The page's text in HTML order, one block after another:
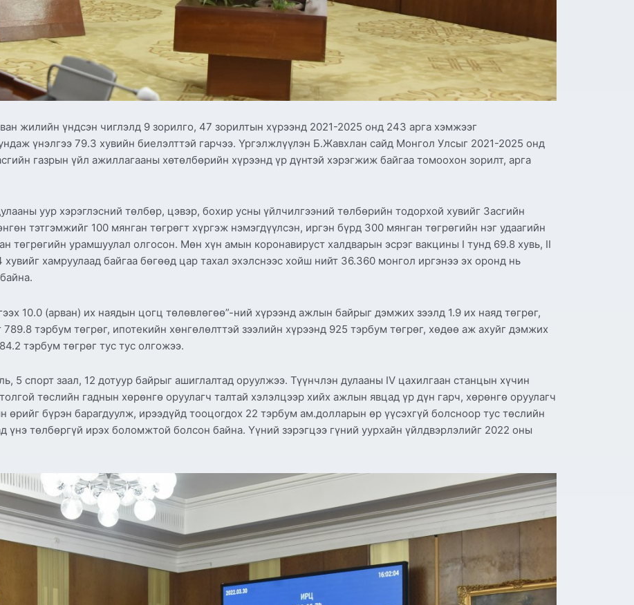
жилийн үндсэн чиглэлд 9 зорилго, 47 зорилтын хүрээнд 2021-2025 онд 243 арга хэмжээг
үнэлгээ 79.3 хувийн биелэлттэй гарчээ. Үргэлжлүүлэн Б.Жавхлан сайд Монгол Улсыг 2021-2025 онд
газрын үйл ажиллагааны хөтөлбөрийн хүрээнд үр дүнтэй хэрэгжиж байгаа томоохон зорилт, арга
уур хэрэглэсний төлбөр, цэвэр, бохир усны үйлчилгээний төлбөрийн тодорхой хувийг Засгийн
тэтгэмжийг 100 мянган төгрөгт хүргэж нэмэгдүүлсэн, иргэн бүрд 300 мянган төгрөгийн нэг удаагийн
төгрөгийн урамшуулал олгосон. Мөн хүн амын коронавируст халдварын эсрэг вакцины I тунд 69.8 хувь, II
хувийг хамруулаад байгаа бөгөөд цар тахал эхэлснээс хойш нийт 36.360 монгол иргэнээ эх оронд нь
10.0 (арван) их наядын цогц төлөвлөгөө”-ний хүрээнд ажлын байрыг дэмжих зээлд 1.9 их наяд төгрөг,
тэрбум төгрөг, ипотекийн хөнгөлөлттэй зээлийн хүрээнд 925 тэрбум төгрөг, хөдөө аж ахуйг дэмжих
тэрбум төгрөг тус тус олгожээ.
5 спорт заал, 12 дотуур байрыг ашиглалтад оруулжээ. Түүнчлэн дулааны IV цахилгаан станцын хүчин
төслийн гаднын хөрөнгө оруулагч талтай хэлэлцээр хийх ажлын явцад үр дүн гарч, хөрөнгө оруулагч
бүрэн барагдуулж, ирээдүйд тооцогдох 22 тэрбум ам.долларын өр үүсэхгүй болсноор тус төслийн
үнэ төлбөргүй ирэх боломжтой болсон байна. Үүний зэрэгцээ гүний уурхайн үйлдвэрлэлийг 2022 оны